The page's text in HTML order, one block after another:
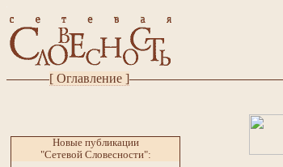
[ Оглавление ]
Новые публикации
"Сетевой Словесности":